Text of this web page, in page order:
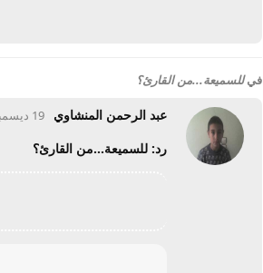
فيللسميعة...من القارئ؟
عبد الرحمن المنشاوي 19 ديسمبر 2009
رد: للسميعة...من القارئ؟